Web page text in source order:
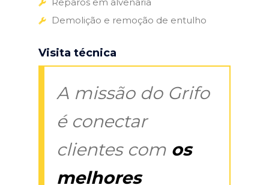
Demolição e remoção de entulho
Visita técnica
A missão do Grifo
é conectar
clientes com os
melhores